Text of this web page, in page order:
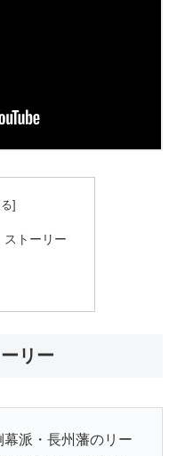
ストーリー
リー
派・長州藩のリー